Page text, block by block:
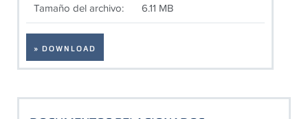
Tamaño del archivo: 6.11 MB
» DOWNLOAD